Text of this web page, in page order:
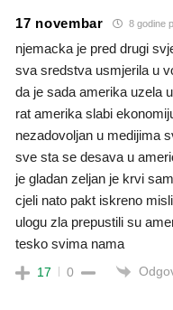
17 novembar 8 godine
njemacka je pred drugi
sva sredstva usmjerila u
da je sada amerika uzela
rat amerika slabi
nezadovoljan u medijima
sve sta se desava u
je gladan zeljan je krvi
cjeli nato pakt iskreno
ulogu zla prepustili su
tesko svima nama
17 0